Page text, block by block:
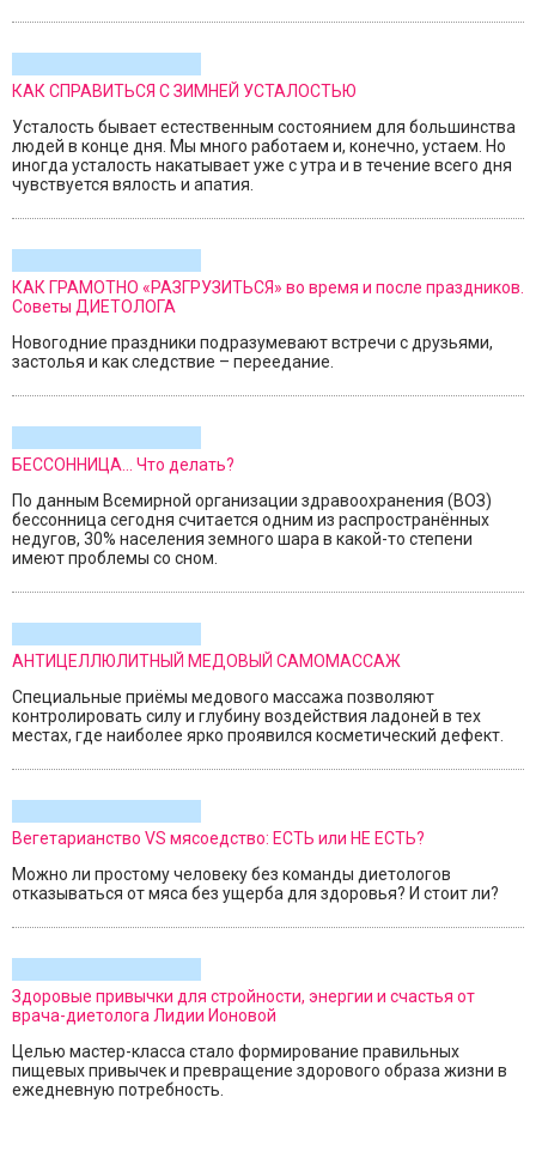
КАК СПРАВИТЬСЯ С ЗИМНЕЙ УСТАЛОСТЬЮ
Усталость бывает естественным состоянием для большинства
людей в конце дня. Мы много работаем и, конечно, устаем. Но
иногда усталость накатывает уже с утра и в течение всего дня
чувствуется вялость и апатия.
КАК ГРАМОТНО «РАЗГРУЗИТЬСЯ» во время и после праздников.
Советы ДИЕТОЛОГА
Новогодние праздники подразумевают встречи с друзьями,
застолья и как следствие – переедание.
БЕССОННИЦА... Что делать?
По данным Всемирной организации здравоохранения (ВОЗ)
бессонница сегодня считается одним из распространённых
недугов, 30% населения земного шара в какой-то степени
имеют проблемы со сном.
АНТИЦЕЛЛЮЛИТНЫЙ МЕДОВЫЙ САМОМАССАЖ
Специальные приёмы медового массажа позволяют
контролировать силу и глубину воздействия ладоней в тех
местах, где наиболее ярко проявился косметический дефект.
Вегетарианство VS мясоедство: ЕСТЬ или НЕ ЕСТЬ?
Можно ли простому человеку без команды диетологов
отказываться от мяса без ущерба для здоровья? И стоит ли?
Здоровые привычки для стройности, энергии и счастья от
врача-диетолога Лидии Ионовой
Целью мастер-класса стало формирование правильных
пищевых привычек и превращение здорового образа жизни в
ежедневную потребность.